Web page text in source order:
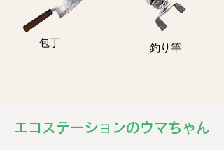
包丁 釣り竿
エコステーションのウマちゃん